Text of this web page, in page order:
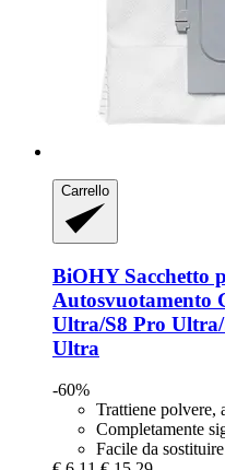
Carrello
BiOHYSacchetto
Autosvuotamento
Ultra/S8 Pro
Ultra
-60%
Trattiene polvere,
Completamente
Facile da sostituire